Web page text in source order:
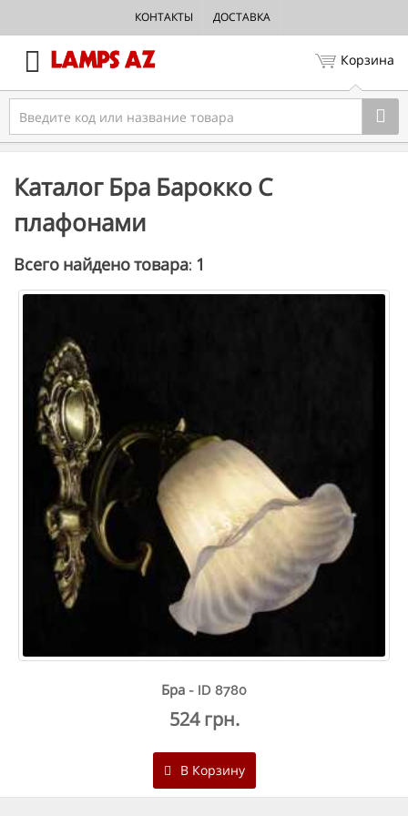
КОНТАКТЫ ДОСТАВКА
Корзина
Каталог Бра Барокко С
плафонами
Всего найдено товара: 1
Бра - ID 8780
524 грн.
В Корзину